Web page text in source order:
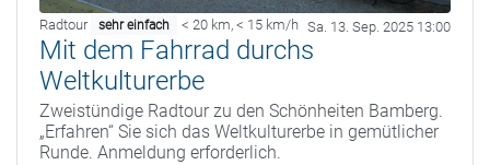
Radtour sehr einfach < 20 km, < 15 km/h Sa. 13. Sep. 2025 13:00
Mit dem Fahrrad durchs
Weltkulturerbe
Zweistündige Radtour zu den Schönheiten Bamberg.
„Erfahren“ Sie sich das Weltkulturerbe in gemütlicher
Runde. Anmeldung erforderlich.